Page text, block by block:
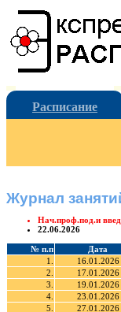
Расписание
Журнал
Нач.проф.под.и
22.06.2026
№ п.п Дата
1.
16.01.2026
2.
17.01.2026
3.
19.01.2026
4.
23.01.2026
5.
27.01.2026